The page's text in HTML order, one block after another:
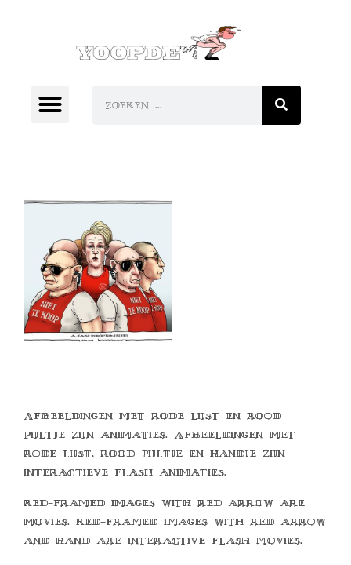
Afbeeldingen met rode lijst en rood
pijltje zijn animaties. Afbeeldingen met
rode lijst, rood pijltje en handje zijn
interactieve flash animaties.
Red-framed images with red arrow are
movies. Red-framed images with red arrow
and hand are interactive flash movies.